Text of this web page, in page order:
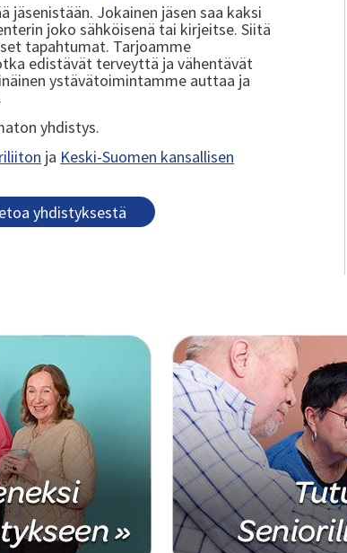
jäsenistään. Jokainen jäsen saa kaksi
joko sähköisenä tai kirjeitse. Siitä
tapahtumat. Tarjoamme
edistävät terveyttä ja vähentävät
ystävätoimintamme auttaa ja
yhdistys.
ja Keski-Suomen kansallisen
yhdistyksestä